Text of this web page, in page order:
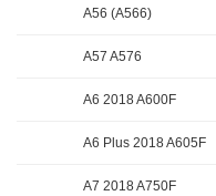
A56 (A566)
A57 A576
A6 2018 A600F
A6 Plus 2018 A605F
A7 2018 A750F